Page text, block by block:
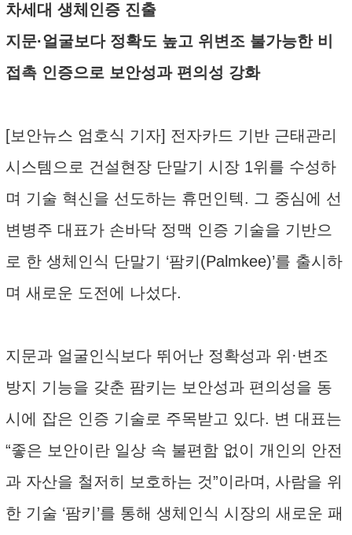
차세대 생체인증 진출
지문·얼굴보다 정확도 높고 위변조 불가능한 비
접촉 인증으로 보안성과 편의성 강화
[보안뉴스 엄호식 기자] 전자카드 기반 근태관리
시스템으로 건설현장 단말기 시장 1위를 수성하
며 기술 혁신을 선도하는 휴먼인텍. 그 중심에 선
변병주 대표가 손바닥 정맥 인증 기술을 기반으
로 한 생체인식 단말기 ‘팜키(Palmkee)’를 출시하
며 새로운 도전에 나섰다.
지문과 얼굴인식보다 뛰어난 정확성과 위·변조
방지 기능을 갖춘 팜키는 보안성과 편의성을 동
시에 잡은 인증 기술로 주목받고 있다. 변 대표는
“좋은 보안이란 일상 속 불편함 없이 개인의 안전
과 자산을 철저히 보호하는 것”이라며, 사람을 위
한 기술 ‘팜키’를 통해 생체인식 시장의 새로운 패